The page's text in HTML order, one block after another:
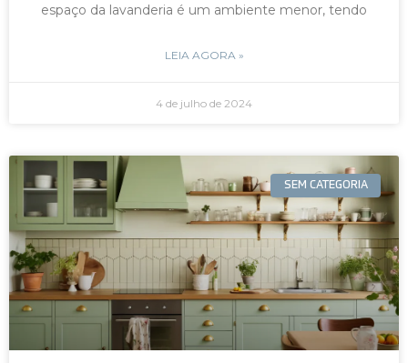
espaço da lavanderia é um ambiente menor, tendo
LEIA AGORA »
4 de julho de 2024
SEM CATEGORIA